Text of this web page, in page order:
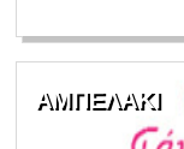
ΑΜΠΕΛΑΚΙ